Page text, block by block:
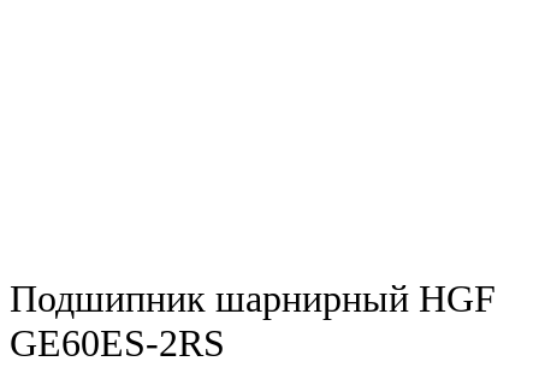
Подшипник шарнирный HGF
GE60ES-2RS